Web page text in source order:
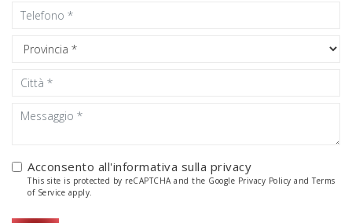
Acconsento all'informativa sulla privacy
This site is protected by reCAPTCHA and the Google Privacy Policy andTerms
of Service apply.